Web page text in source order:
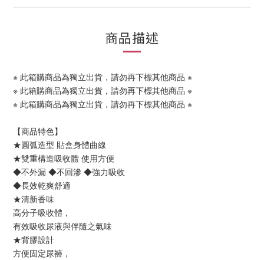
商品描述
※ 此箱購商品為獨立出貨，請勿再下標其他商品 ※
※ 此箱購商品為獨立出貨，請勿再下標其他商品 ※
※ 此箱購商品為獨立出貨，請勿再下標其他商品 ※
【商品特色】
★圓弧造型 貼盒身體曲線
★雙重構造吸收體 使用方便
◆不外漏 ◆不回滲 ◆強力吸收
◆長效乾爽舒適
★清新香味
高分子吸收體，
有效吸收尿液與伴隨之氣味
★背膠設計
方便固定尿褲，